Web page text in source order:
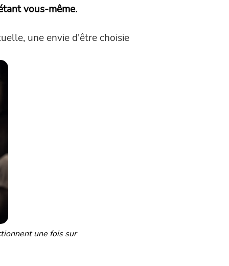
vous-même.
une envie d'être choisie
une fois sur